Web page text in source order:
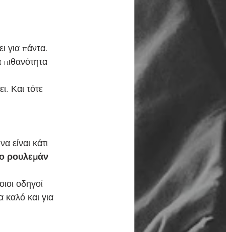
Και τότε
ρουλεμάν
καλό και για